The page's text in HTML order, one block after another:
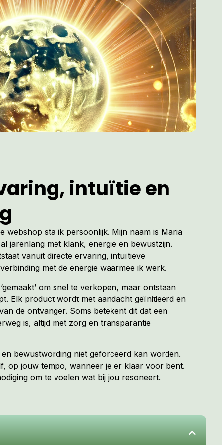
intuïtie en
webshop sta ik persoonlijk. Mijn naam is Maria
jarenlang met klank, energie en bewustzijn.
vanuit directe ervaring, intuïtieve
met de energie waarmee ik werk.
om snel te verkopen, maar ontstaan
Elk product wordt met aandacht geïnitieerd en
de ontvanger. Soms betekent dit dat een
is, altijd met zorg en transparantie
bewustwording niet geforceerd kan worden.
op jouw tempo, wanneer je er klaar voor bent.
om te voelen wat bij jou resoneert.